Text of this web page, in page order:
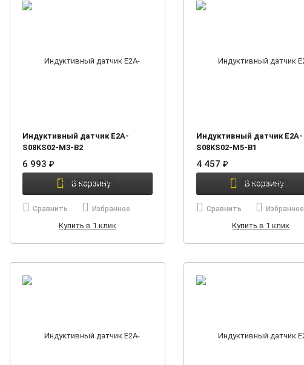
Индуктивный датчик E2A-
S08KS02-M3-B2
6 993 ₽
В корзину
Сравнить Избранное
Купить в 1 клик
Индуктивный датчик E2A-
S08KS02-M5-B1
4 457 ₽
В корзину
Сравнить Избранное
Купить в 1 клик